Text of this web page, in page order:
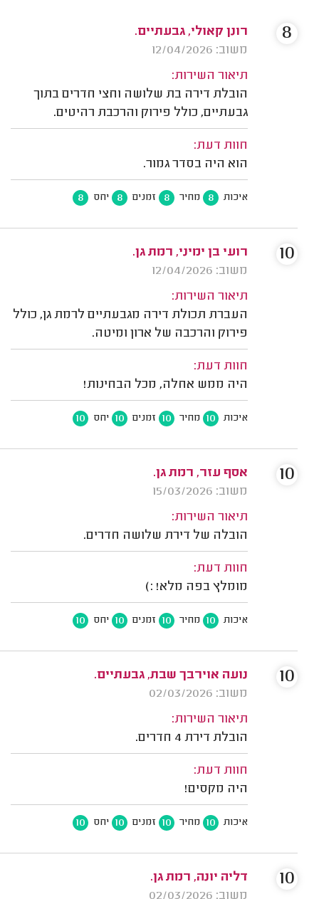
רונן קאולי, גבעתיים.
משוב: 12/04/2026
תיאור השירות:
הובלת דירה בת שלושה וחצי חדרים בתוך
גבעתיים, כולל פירוק והרכבת רהיטים.
חוות דעת:
הוא היה בסדר גמור.
איכות 8 מחיר 8 זמנים 8 יחס 8
8
רועי בן ימיני, רמת גן.
משוב: 12/04/2026
תיאור השירות:
העברת תכולת דירה מגבעתיים לרמת גן, כולל
פירוק והרכבה של ארון ומיטה.
חוות דעת:
היה ממש אחלה, מכל הבחינות!
איכות 10 מחיר 10 זמנים 10 יחס 10
10
אסף עזר, רמת גן.
משוב: 15/03/2026
תיאור השירות:
הובלה של דירת שלושה חדרים.
חוות דעת:
מומלץ בפה מלא! :)
איכות 10 מחיר 10 זמנים 10 יחס 10
10
נועה אוירבך שבת, גבעתיים.
משוב: 02/03/2026
תיאור השירות:
הובלת דירת 4 חדרים.
חוות דעת:
היה מקסים!
איכות 10 מחיר 10 זמנים 10 יחס 10
10
דליה יונה, רמת גן.
10